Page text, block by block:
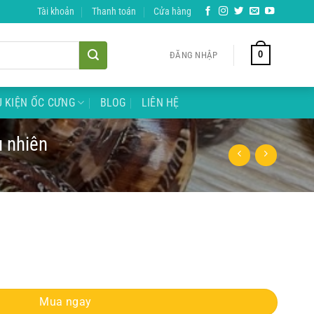
Tài khoản Thanh toán Cửa hàng
ĐĂNG NHẬP 0
KIỆN ỐC CƯNG BLOG LIÊN HỆ
nhiên
Mua ngay